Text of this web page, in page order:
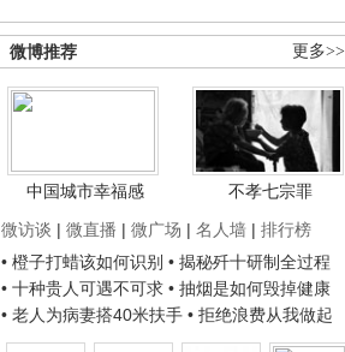
更多>>
微博推荐
中国城市幸福感
不孝七宗罪
微访谈 | 微直播 | 微广场 | 名人墙 | 排行榜
• 橙子打蜡该如何识别 • 揭秘歼十研制全过程
• 十种贵人可遇不可求 • 抽烟是如何毁掉健康
• 老人为病妻搭40米扶手 • 拒绝浪费从我做起